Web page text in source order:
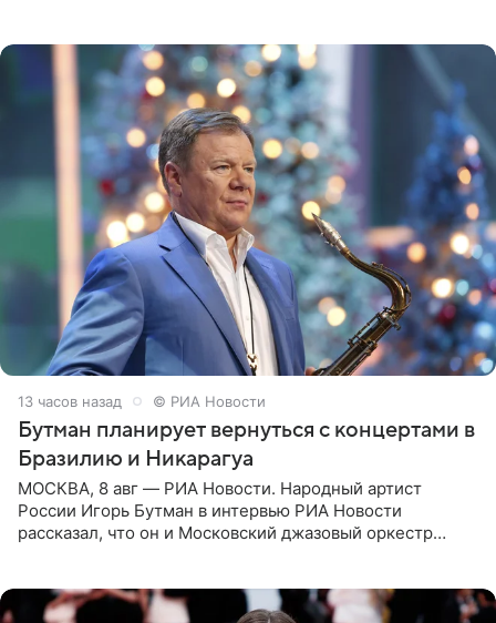
13 часов назад © РИА Новости
Бутман планирует вернуться с концертами в
Бразилию и Никарагуа
МОСКВА, 8 авг — РИА Новости. Народный артист
России Игорь Бутман в интервью РИА Новости
рассказал, что он и Московский джазовый оркестр